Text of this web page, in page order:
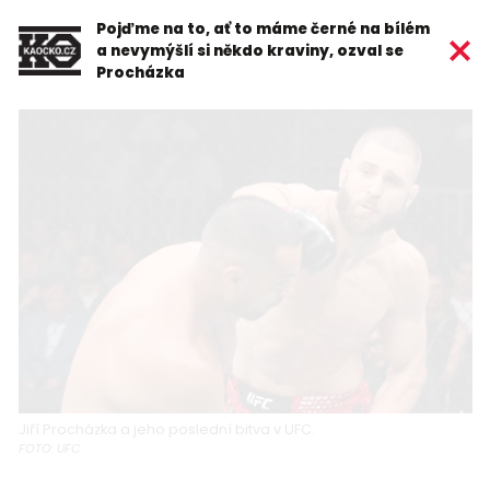
Pojďme na to, ať to máme černé na bílém
a nevymýšlí si někdo kraviny, ozval se
Procházka